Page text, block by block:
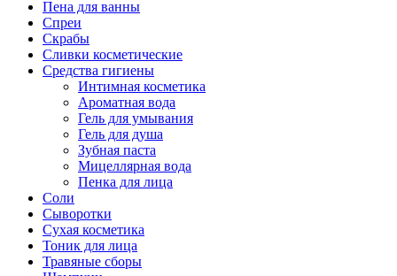
Пена для ванны
Спреи
Скрабы
Сливки косметические
Средства гигиены
Интимная косметика
Ароматная вода
Гель для умывания
Гель для душа
Зубная паста
Мицеллярная вода
Пенка для лица
Соли
Сыворотки
Сухая косметика
Тоник для лица
Травяные сборы